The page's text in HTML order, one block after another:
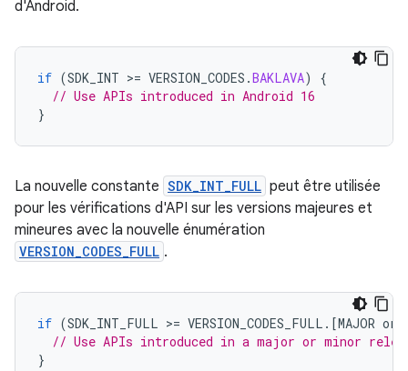
d'Android.
if (SDK_INT >= VERSION_CODES .BAKLAVA)
{
// Use APIs introduced in Android 16
}
La nouvelle constante SDK_INT_FULL peut être utilisée
pour les vérifications d'API sur les versions majeures et
mineures avec la nouvelle énumération
VERSION_CODES_FULL .
if (SDK_INT_FULL >= VERSION_CODES_FULL . [MAJOR or
// Use APIs introduced in a major or minor
}